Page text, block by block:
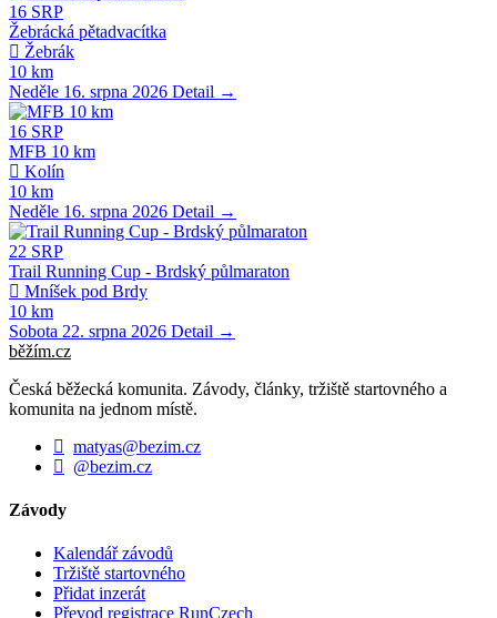
16 SRP
Žebrácká pětadvacítka
Žebrák
10 km
Neděle 16. srpna 2026 Detail →
16 SRP
MFB 10 km
Kolín
10 km
Neděle 16. srpna 2026 Detail →
22 SRP
Trail Running Cup - Brdský půlmaraton
Mníšek pod Brdy
10 km
Sobota 22. srpna 2026 Detail →
běžím.cz
Česká běžecká komunita. Závody, články, tržiště startovného a
komunita na jednom místě.
matyas@bezim.cz
@bezim.cz
Závody
Kalendář závodů
Tržiště startovného
Přidat inzerát
Převod registrace RunCzech